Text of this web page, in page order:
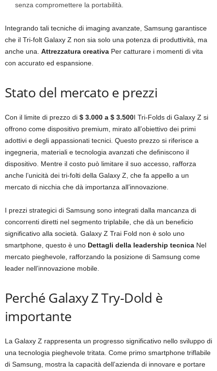
senza compromettere la portabilità.
Integrando tali tecniche di imaging avanzate, Samsung garantisce
che il Tri-folt Galaxy Z non sia solo una potenza di produttività, ma
anche una. Attrezzatura creativa Per catturare i momenti di vita
con accurato ed espansione.
Stato del mercato e prezzi
Con il limite di prezzo di $ 3.000 a $ 3.500I Tri-Folds di Galaxy Z si
offrono come dispositivo premium, mirato all’obiettivo dei primi
adottivi e degli appassionati tecnici. Questo prezzo si riferisce a
ingegneria, materiali e tecnologia avanzati che definiscono il
dispositivo. Mentre il costo può limitare il suo accesso, rafforza
anche l’unicità dei tri-folti della Galaxy Z, che fa appello a un
mercato di nicchia che dà importanza all’innovazione.
I prezzi strategici di Samsung sono integrati dalla mancanza di
concorrenti diretti nel segmento triplabile, che dà un beneficio
significativo alla società. Galaxy Z Trai Fold non è solo uno
smartphone, questo è uno Dettagli della leadership tecnica Nel
mercato pieghevole, rafforzando la posizione di Samsung come
leader nell’innovazione mobile.
Perché Galaxy Z Try-Dold è
importante
La Galaxy Z rappresenta un progresso significativo nello sviluppo di
una tecnologia pieghevole tritata. Come primo smartphone triflabile
di Samsung, mostra la capacità dell’azienda di innovare e portare